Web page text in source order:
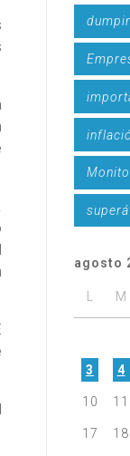
agosto
M
3 4
10 11
17 18